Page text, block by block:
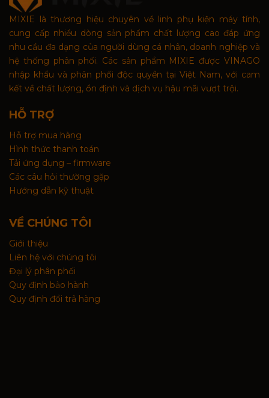
MIXIE là thương hiệu chuyên về linh phụ kiện máy tính,
cung cấp nhiều dòng sản phẩm chất lượng cao đáp ứng
nhu cầu đa dạng của người dùng cá nhân, doanh nghiệp và
hệ thống phân phối. Các sản phẩm MIXIE được VINAGO
nhập khẩu và phân phối độc quyền tại Việt Nam, với cam
kết về chất lượng, ổn định và dịch vụ hậu mãi vượt trội.
HỖ TRỢ
Hỗ trợ mua hàng
Hình thức thanh toán
Tải ứng dụng – firmware
Các câu hỏi thường gặp
Hướng dẫn kỹ thuật
VỀ CHÚNG TÔI
Giới thiệu
Liên hệ với chúng tôi
Đại lý phân phối
Quy định bảo hành
Quy định đổi trả hàng